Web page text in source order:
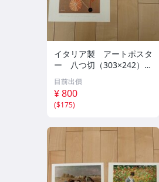
イタリア製 アートポスタ
ー 八つ切（303×242）
10枚セット ①
目前出價
¥ 800
($175)